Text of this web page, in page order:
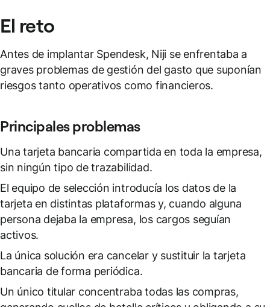
El reto
Antes de implantar Spendesk, Niji se enfrentaba a
graves problemas de gestión del gasto que suponían
riesgos tanto operativos como financieros.
Principales problemas
Una tarjeta bancaria compartida en toda la empresa,
sin ningún tipo de trazabilidad.
El equipo de selección introducía los datos de la
tarjeta en distintas plataformas y, cuando alguna
persona dejaba la empresa, los cargos seguían
activos.
La única solución era cancelar y sustituir la tarjeta
bancaria de forma periódica.
Un único titular concentraba todas las compras,